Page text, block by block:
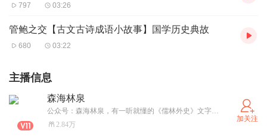
797 03:26
管鲍之交【古文古诗成语小故事】国学历史典故
680 03:22
主播信息
森海林泉
公众号：森海林泉，有一听就懂的《儒林外史》文字版哦~
2.84万
加关注